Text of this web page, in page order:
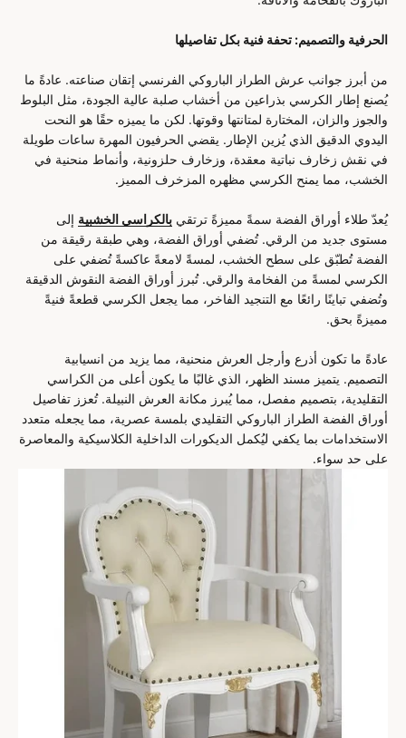
الحرفية والتصميم: تحفة فنية بكل تفاصيلها
من أبرز جوانب عرش الطراز الباروكي الفرنسي إتقان صناعته. عادةً ما
يُصنع إطار الكرسي بذراعين من أخشاب صلبة عالية الجودة، مثل البلوط
والجوز والزان، المختارة لمتانتها وقوتها. لكن ما يميزه حقًا هو النحت
اليدوي الدقيق الذي يُزين الإطار. يقضي الحرفيون المهرة ساعات طويلة
في نقش زخارف نباتية معقدة، وزخارف حلزونية، وأنماط منحنية في
الخشب، مما يمنح الكرسي مظهره المزخرف المميز.
يُعدّ طلاء أوراق الفضة سمةً مميزةً ترتقي بالكراسي الخشبية إلى
مستوى جديد من الرقي. تُضفي أوراق الفضة، وهي طبقة رقيقة من
الفضة تُطبّق على سطح الخشب، لمسةً لامعةً عاكسةً تُضفي على
الكرسي لمسةً من الفخامة والرقي. تُبرز أوراق الفضة النقوش الدقيقة
وتُضفي تباينًا رائعًا مع التنجيد الفاخر، مما يجعل الكرسي قطعةً فنيةً
مميزةً بحق.
عادةً ما تكون أذرع وأرجل العرش منحنية، مما يزيد من انسيابية
التصميم. يتميز مسند الظهر، الذي غالبًا ما يكون أعلى من الكراسي
التقليدية، بتصميم مفصل، مما يُبرز مكانة العرش النبيلة. تُعزز تفاصيل
أوراق الفضة الطراز الباروكي التقليدي بلمسة عصرية، مما يجعله متعدد
الاستخدامات بما يكفي ليُكمل الديكورات الداخلية الكلاسيكية والمعاصرة
على حد سواء.